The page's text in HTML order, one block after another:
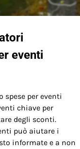
eventi
spese per eventi
chiave per
degli sconti.
può aiutare i
informate e a non